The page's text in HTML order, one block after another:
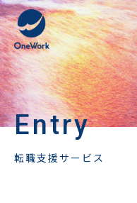
Entry
転職支援サービス